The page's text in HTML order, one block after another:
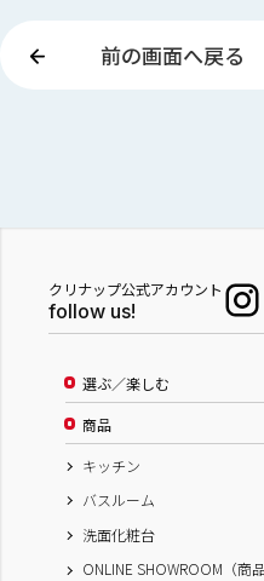
前の画面へ戻る
クリナップ公式アカウント
follow us!
選ぶ／楽しむ
商品
キッチン
バスルーム
洗面化粧台
ONLINE SHOWROOM（商